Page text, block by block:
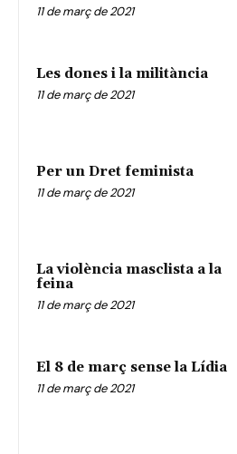
11 de març de 2021
Les dones i la militància
11 de març de 2021
Per un Dret feminista
11 de març de 2021
La violència masclista a la
feina
11 de març de 2021
El 8 de març sense la Lídia
11 de març de 2021